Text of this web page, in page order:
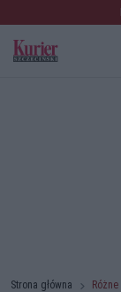
Strona główna Różne